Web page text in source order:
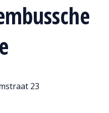
23